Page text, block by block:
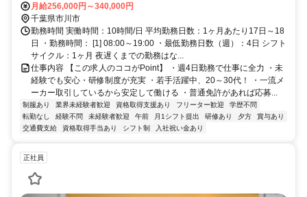
在地：東京都江東区亀戸2-22-17 日本生命亀戸ビル3F
月給256,000円～340,000円
千葉県市川市
勤務時間 実働時間：10時間/日 平均勤務日数：1ヶ月あたり17日～18
日 ・勤務時間： [1] 08:00～19:00 ・最低勤務日数（週）：4日 シフト
サイクル：1ヶ月 夜遅くまでの勤務はな...
仕事内容 【この求人のココがPoint】 ・週4日勤務で仕事に全力 ・未
経験でも安心・研修制度が充実 ・若手活躍中、20～30代！ ・一流メ
ーカー取引しているから安定して働ける ・普通免許があれば応募...
制服あり 業界未経験者歓迎 資格取得支援あり フリーター歓迎
学歴不問
転勤なし
経験不問 未経験者歓迎 午前 月1シフト提出 研修あり 夕方
賞与あり
交通費支給
資格取得手当あり シフト制 入社祝い金あり
正社員